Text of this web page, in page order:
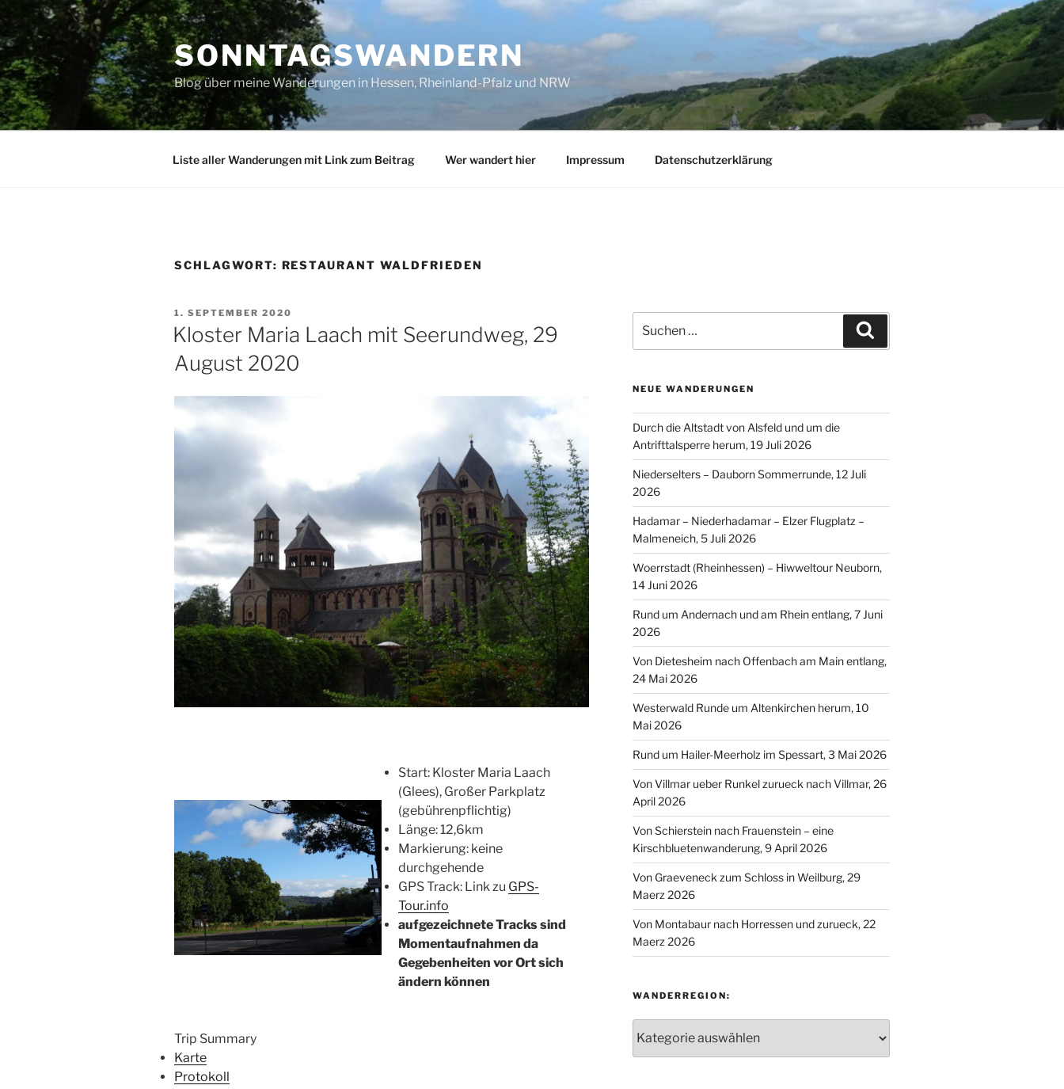
Zum
Inhalt
springen
SONNTAGSWANDERN
Blog über meine Wanderungen in Hessen, Rheinland-Pfalz und NRW
Liste aller Wanderungen mit Link zum Beitrag Wer wandert hier Impressum Datenschutzerklärung
SCHLAGWORT: RESTAURANT WALDFRIEDEN
VERÖFFENTLICHT
AM
1. SEPTEMBER 2020
Kloster Maria Laach mit Seerundweg, 29
August 2020
Start: Kloster Maria Laach
(Glees), Großer Parkplatz
(gebührenpflichtig)
Länge: 12,6km
Markierung: keine
durchgehende
GPS Track: Link zu GPS-
Tour.info
aufgezeichnete Tracks sind
Momentaufnahmen da
Gegebenheiten vor Ort sich
ändern können
Trip Summary
Karte
Protokoll
nach:
NEUE WANDERUNGEN
Durch die Altstadt von Alsfeld und um die
Antrifttalsperre herum, 19 Juli 2026
Niederselters – Dauborn Sommerrunde, 12 Juli
2026
Hadamar – Niederhadamar – Elzer Flugplatz –
Malmeneich, 5 Juli 2026
Woerrstadt (Rheinhessen) – Hiwweltour Neuborn,
14 Juni 2026
Rund um Andernach und am Rhein entlang, 7 Juni
2026
Von Dietesheim nach Offenbach am Main entlang,
24 Mai 2026
Westerwald Runde um Altenkirchen herum, 10
Mai 2026
Rund um Hailer-Meerholz im Spessart, 3 Mai 2026
Von Villmar ueber Runkel zurueck nach Villmar, 26
April 2026
Von Schierstein nach Frauenstein – eine
Kirschbluetenwanderung, 9 April 2026
Von Graeveneck zum Schloss in Weilburg, 29
Maerz 2026
Von Montabaur nach Horressen und zurueck, 22
Maerz 2026
WANDERREGION: